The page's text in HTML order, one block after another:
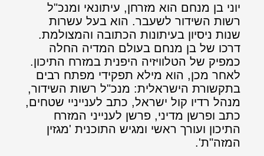
יוני בן מנחם הוא מזרחן, עיתונאי ומנכ"ל
רשות השידור לשעבר. הוא בעל עשרות
שנות ניסיון בעיתונות הכתובה והמצולמת.
דרכו של בן מנחם בעולם המדיה החלה
כמפיק של הטלוויזיה היפנית במזרח התיכון.
לאחר מכן, הוא מילא תפקידי מפתח רבים
בתקשורת הישראלית: מנכ"ל רשות השידור,
מנהל רדיו קול ישראל, כתב לענייניי שטחים,
כתב ופרשן מדיני, פרשן לענייני המזרח
התיכון ועורך ראשי ומגיש התוכנית 'מגזין
המזה"ת'.